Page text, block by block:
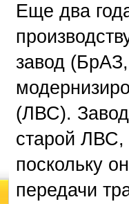
Еще два
завод
(ЛВС).
старой ЛВС,
поскольку
передачи